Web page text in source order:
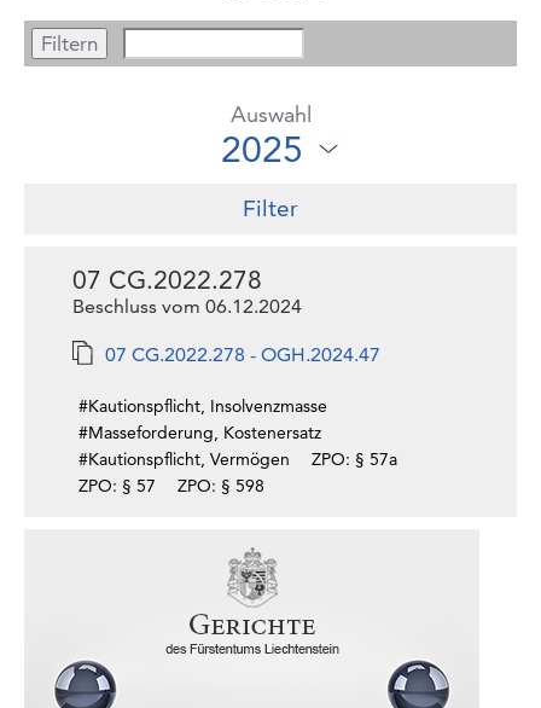
Auswahl
Filter
07 CG.2022.278
Beschluss vom 06.12.2024
07 CG.2022.278 - OGH.2024.47
#Kautionspflicht, Insolvenzmasse
#Masseforderung, Kostenersatz
#Kautionspflicht, Vermögen
ZPO: § 57a
ZPO: § 57
ZPO: § 598